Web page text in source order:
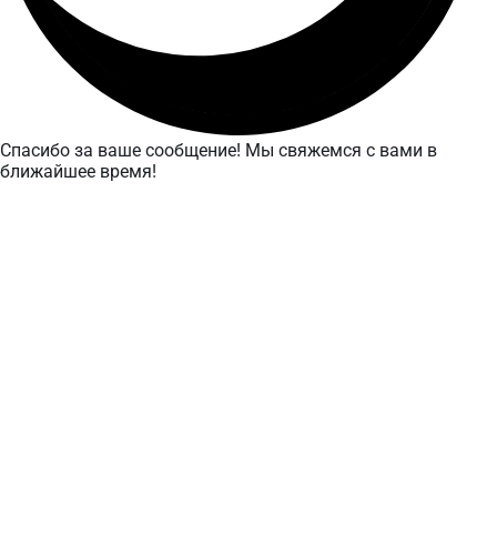
Спасибо за ваше сообщение! Мы свяжемся с вами в
ближайшее время!